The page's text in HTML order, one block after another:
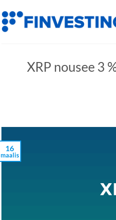
XRP nousee 3
16
maalis